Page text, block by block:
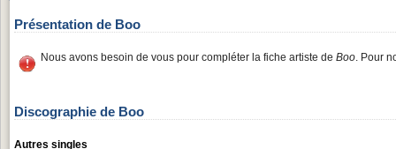
Présentation de Boo
Nous avons besoin de vous pour compléter la fiche artiste de Boo. Pour
Discographie de Boo
Autres singles